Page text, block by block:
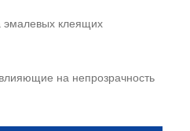
эмалевых клеящих
на непрозрачность